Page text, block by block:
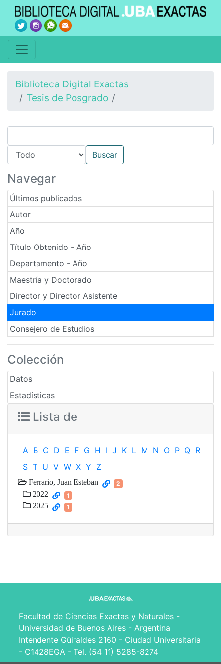
Biblioteca Digital Exactas
Tesis de Posgrado
Navegar
Últimos publicados
Autor
Año
Título Obtenido - Año
Departamento - Año
Maestría y Doctorado
Director y Director Asistente
Jurado
Consejero de Estudios
Colección
Datos
Estadísticas
Lista de
A B C D E F G H I J K L M N O P Q R
S T U V W X Y Z
Ferrario, Juan Esteban 2
2022 1
2025 1
Facultad de Ciencias Exactas y Naturales -
Universidad de Buenos Aires - Argentina
Intendente Güiraldes 2160 - Ciudad Universitaria
- C1428EGA - Tel. (54 11) 5285-8274